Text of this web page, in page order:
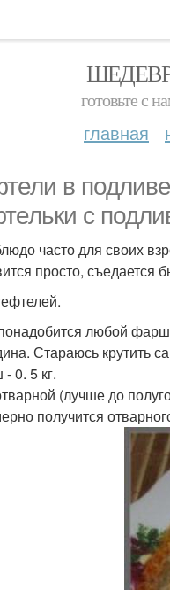
готовьте с
главная
в
с
часто для своих
просто, съедается
любой
Стараюсь крутить
0. 5 кг.
(лучше до
получится